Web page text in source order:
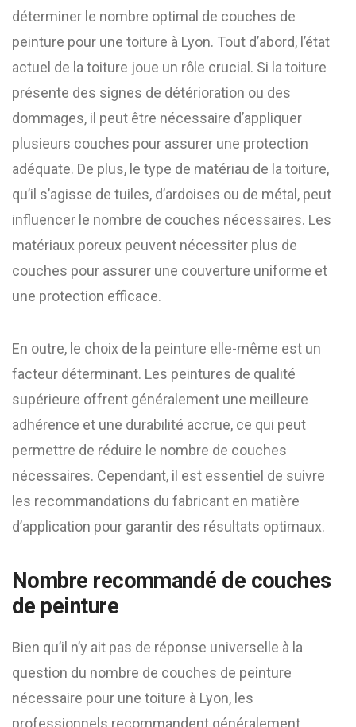
déterminer le nombre optimal de couches de
peinture pour une toiture à Lyon. Tout d’abord, l’état
actuel de la toiture joue un rôle crucial. Si la toiture
présente des signes de détérioration ou des
dommages, il peut être nécessaire d’appliquer
plusieurs couches pour assurer une protection
adéquate. De plus, le type de matériau de la toiture,
qu’il s’agisse de tuiles, d’ardoises ou de métal, peut
influencer le nombre de couches nécessaires. Les
matériaux poreux peuvent nécessiter plus de
couches pour assurer une couverture uniforme et
une protection efficace.
En outre, le choix de la peinture elle-même est un
facteur déterminant. Les peintures de qualité
supérieure offrent généralement une meilleure
adhérence et une durabilité accrue, ce qui peut
permettre de réduire le nombre de couches
nécessaires. Cependant, il est essentiel de suivre
les recommandations du fabricant en matière
d’application pour garantir des résultats optimaux.
Nombre recommandé de couches
de peinture
Bien qu’il n’y ait pas de réponse universelle à la
question du nombre de couches de peinture
nécessaire pour une toiture à Lyon, les
professionnels recommandent généralement